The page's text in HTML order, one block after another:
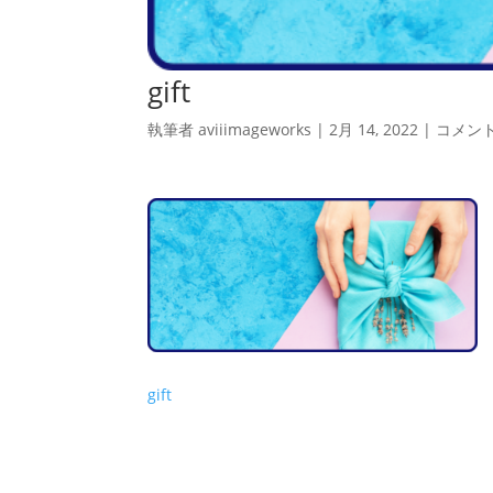
gift
執筆者aviiimageworks | 2月 14, 2022 | コメン
gift